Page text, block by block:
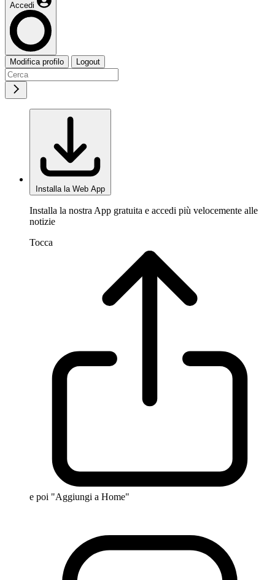
Accedi
Modifica profilo Logout
Installa la Web App
Installa la nostra App gratuita e accedi più velocemente alle
notizie
Tocca
e poi "Aggiungi a Home"